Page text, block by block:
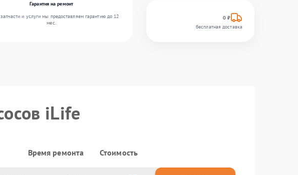
Гарантия на ремонт
и услуги мы предоставляем гарантию до 12
мес.
0 ₽
бесплатная доставка
iLife
Время ремонта Стоимость